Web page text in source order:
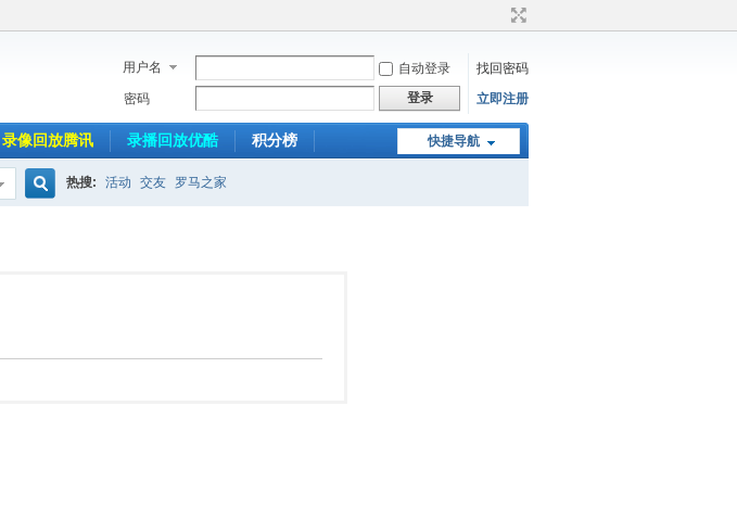
用户名 自动登录
找回密码
密码
登录 立即注册
快捷导航
录像回放腾讯 录播回放优酷 积分榜
热搜: 活动 交友 罗马之家